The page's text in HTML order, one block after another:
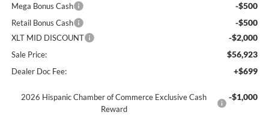
Mega Bonus Cash -$500
Retail Bonus Cash -$500
XLT MID DISCOUNT -$2,000
Sale Price: $56,923
Dealer Doc Fee: +$699
2026 Hispanic Chamber of Commerce Exclusive Cash
Reward
-$1,000